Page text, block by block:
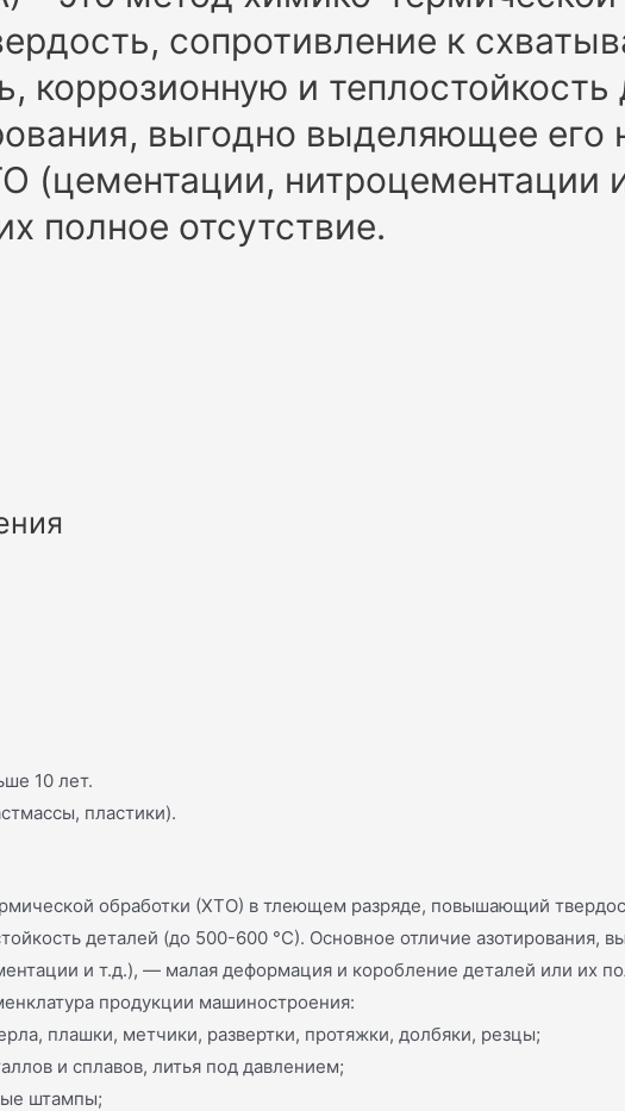
сопротивление к
коррозионную и
выгодно выделяющее его
(цементации, нитроцементации
полное отсутствие.
10 лет.
пластики).
обработки (ХТО) в тлеющем разряде, повышающий
деталей (до 500-600 °С). Основное отличие азотирования,
и т.д.), — малая деформация и коробление деталей или их
продукции машиностроения:
плашки, метчики, развертки, протяжки, долбяки, резцы;
и сплавов, литья под давлением;
штампы;